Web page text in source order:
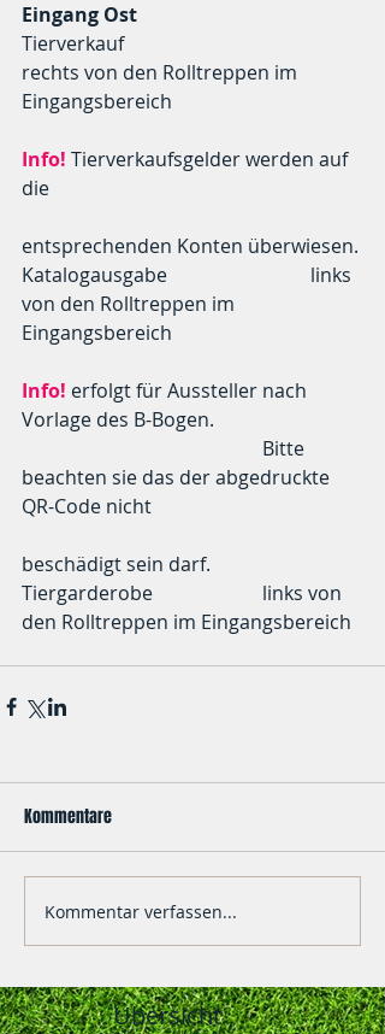
Eingang Ost
Tierverkauf
rechts von den Rolltreppen im
Eingangsbereich
Info! Tierverkaufsgelder werden auf
die
entsprechenden Konten überwiesen.
Katalogausgabe			links
von den Rolltreppen im
Eingangsbereich
Info! erfolgt für Aussteller nach
Vorlage des B-Bogen.
beachten sie das der abgedruckte
QR-Code nicht
beschädigt sein darf.
Tiergarderobe			links von
den Rolltreppen im Eingangsbereich
Kommentare
Kommentar verfassen...
Übersicht